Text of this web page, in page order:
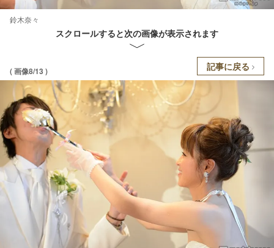
鈴木奈々
スクロールすると次の画像が表示されます
( 画像8/13 ) 記事に戻る